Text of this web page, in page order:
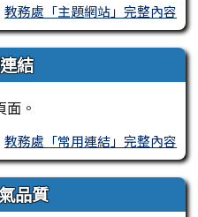
教務處「主題網站」完整內容
結
。
教務處「常用連結」完整內容
品質